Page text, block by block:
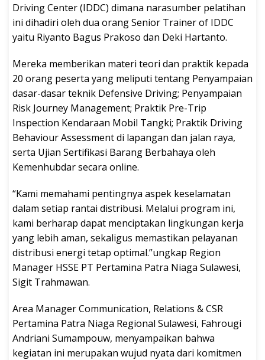
Driving Center (IDDC) dimana narasumber pelatihan
ini dihadiri oleh dua orang Senior Trainer of IDDC
yaitu Riyanto Bagus Prakoso dan Deki Hartanto.
Mereka memberikan materi teori dan praktik kepada
20 orang peserta yang meliputi tentang Penyampaian
dasar-dasar teknik Defensive Driving; Penyampaian
Risk Journey Management; Praktik Pre-Trip
Inspection Kendaraan Mobil Tangki; Praktik Driving
Behaviour Assessment di lapangan dan jalan raya,
serta Ujian Sertifikasi Barang Berbahaya oleh
Kemenhubdar secara online.
“Kami memahami pentingnya aspek keselamatan
dalam setiap rantai distribusi. Melalui program ini,
kami berharap dapat menciptakan lingkungan kerja
yang lebih aman, sekaligus memastikan pelayanan
distribusi energi tetap optimal.”ungkap Region
Manager HSSE PT Pertamina Patra Niaga Sulawesi,
Sigit Trahmawan.
Area Manager Communication, Relations & CSR
Pertamina Patra Niaga Regional Sulawesi, Fahrougi
Andriani Sumampouw, menyampaikan bahwa
kegiatan ini merupakan wujud nyata dari komitmen